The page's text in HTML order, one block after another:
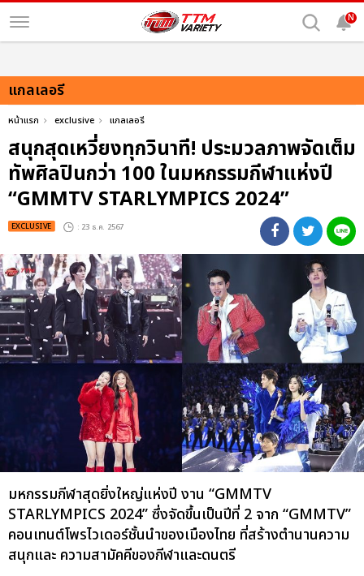
N
แกลเลอรี
หน้าแรก exclusive แกลเลอรี
สนุกสุดเหวี่ยงทุกวินาที! ประมวลภาพจัดเต็ม
ทัพศิลปินกว่า 100 ในมหกรรมกีฬาแห่งปี
“GMMTV STARLYMPICS 2024”
EXCLUSIVE : 23 ธ.ค. 2567
มหกรรมกีฬาสุดยิ่งใหญ่แห่งปี งาน “GMMTV
STARLYMPICS 2024” ซึ่งจัดขึ้นเป็นปีที่ 2 จาก “GMMTV”
คอนเทนต์โพรไวเดอร์ชั้นนำของเมืองไทย ที่สร้างตำนานความ
สนุกและ ความสามัคคีของกีฬาและดนตรี